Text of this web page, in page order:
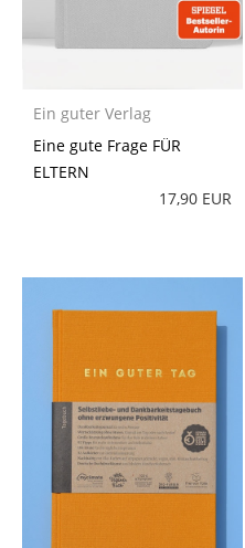
Ein guter Verlag
Eine gute Frage FÜR
ELTERN
17,90 EUR